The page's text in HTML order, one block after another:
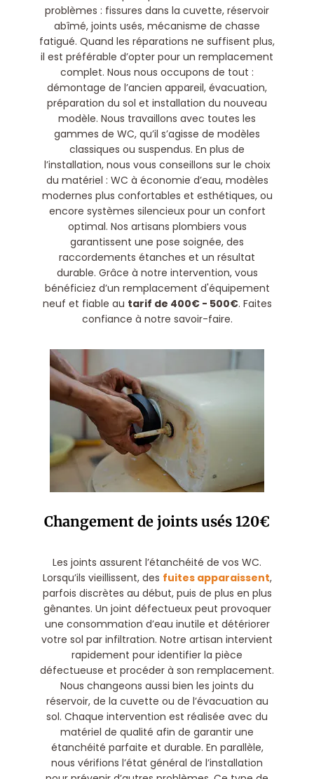
problèmes : fissures dans la cuvette, réservoir
abîmé, joints usés, mécanisme de chasse
fatigué. Quand les réparations ne suffisent plus,
il est préférable d’opter pour un remplacement
complet. Nous nous occupons de tout :
démontage de l’ancien appareil, évacuation,
préparation du sol et installation du nouveau
modèle. Nous travaillons avec toutes les
gammes de WC, qu’il s’agisse de modèles
classiques ou suspendus. En plus de
l’installation, nous vous conseillons sur le choix
du matériel : WC à économie d’eau, modèles
modernes plus confortables et esthétiques, ou
encore systèmes silencieux pour un confort
optimal. Nos artisans plombiers vous
garantissent une pose soignée, des
raccordements étanches et un résultat
durable. Grâce à notre intervention, vous
bénéficiez d’un remplacement d'équipement
neuf et fiable au tarif de 400€ - 500€. Faites
confiance à notre savoir-faire.
Changement de joints usés 120€
Les joints assurent l’étanchéité de vos WC.
Lorsqu’ils vieillissent, des fuites apparaissent,
parfois discrètes au début, puis de plus en plus
gênantes. Un joint défectueux peut provoquer
une consommation d’eau inutile et détériorer
votre sol par infiltration. Notre artisan intervient
rapidement pour identifier la pièce
défectueuse et procéder à son remplacement.
Nous changeons aussi bien les joints du
réservoir, de la cuvette ou de l’évacuation au
sol. Chaque intervention est réalisée avec du
matériel de qualité afin de garantir une
étanchéité parfaite et durable. En parallèle,
nous vérifions l’état général de l’installation